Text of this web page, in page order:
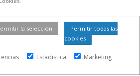
| Aviso Legal Cookies| Todos los
la selección
Permitir todas las
cookies
Estadistica
Marketing